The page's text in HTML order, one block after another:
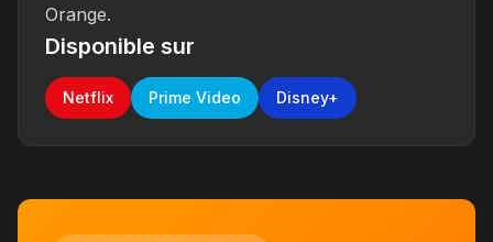
Orange.
Disponible sur
Netflix Prime Video Disney+